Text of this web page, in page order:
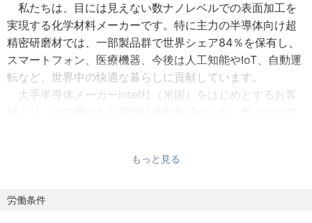
私たちは、目には見えない数ナノレベルでの表面加工を
実現する化学材料メーカーです。特に主力の半導体向け超
精密研磨材では、一部製品群で世界シェア84％を保有し、
スマートフォン、医療機器、今後は人工知能やIoT、自動運
転など、世界中の快適な暮らしに貢献しています。
大手半導体メーカーIntel社（米国）をはじめとするお客
●SCQI（サプライヤー・コンテニュアンス・クオリティ
もっと見る
労働条件